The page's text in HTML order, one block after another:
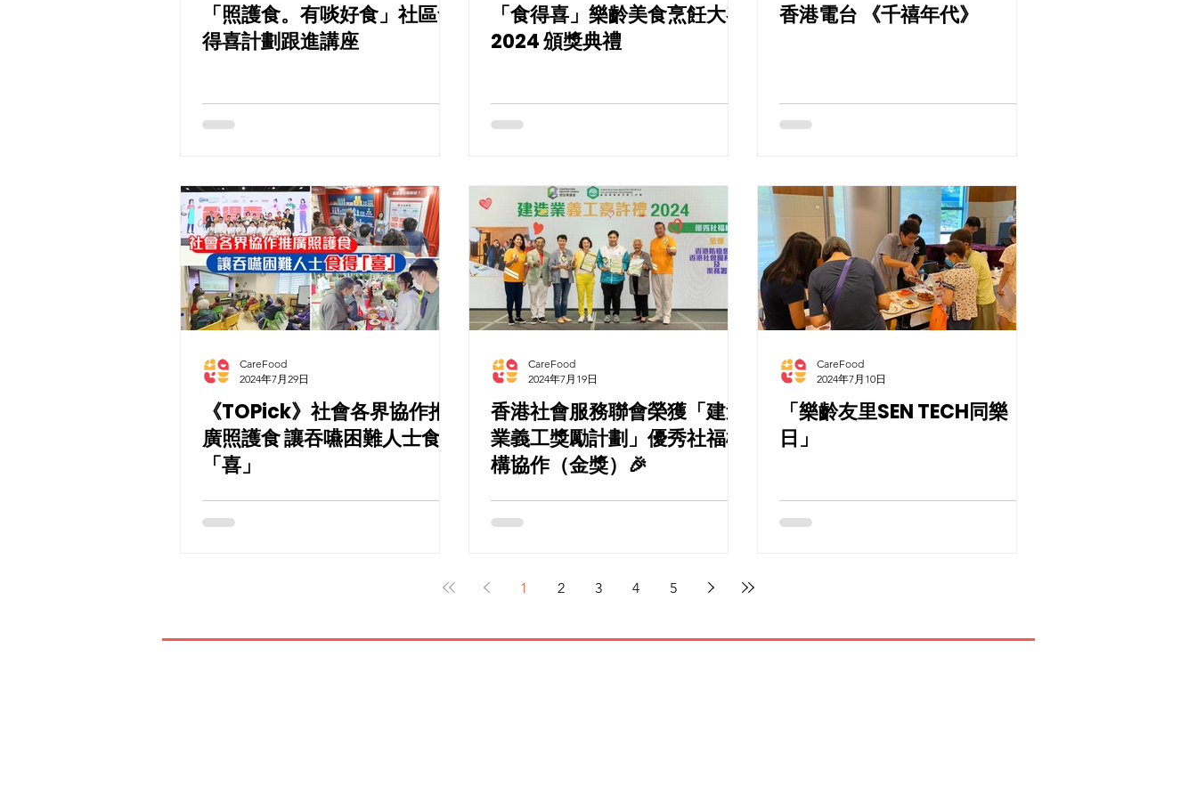
「照護食。有啖好食」社區食
得喜計劃跟進講座
「食得喜」樂齡美食烹飪大賽
2024 頒獎典禮
香港電台 《千禧年代》
《TOPick》社會各界協作推
廣照護食 讓吞嚥困難人士食得
「喜」
CareFood
2024年7月29日
香港社會服務聯會榮獲「建造
業義工獎勵計劃」優秀社福機
構協作（金獎）🎉
CareFood
2024年7月19日
「樂齡友里SEN TECH同樂
日」
CareFood
2024年7月10日
1 2 3 4 5